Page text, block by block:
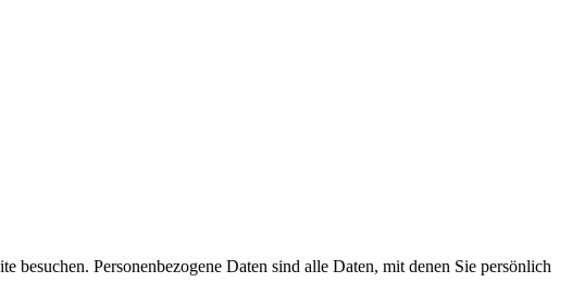
Personenbezogene Daten sind alle Daten, mit denen Sie persönlich